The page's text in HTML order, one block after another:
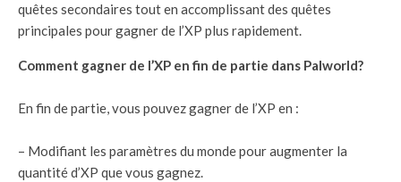
quêtes secondaires tout en accomplissant des quêtes
principales pour gagner de l’XP plus rapidement.
Comment gagner de l’XP en fin de partie dans Palworld?
En fin de partie, vous pouvez gagner de l’XP en :
– Modifiant les paramètres du monde pour augmenter la
quantité d’XP que vous gagnez.